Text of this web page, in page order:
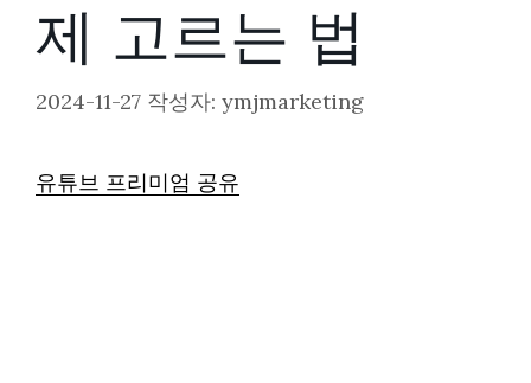
제 고르는 법
2024-11-27 작성자: ymjmarketing
유튜브 프리미엄 공유